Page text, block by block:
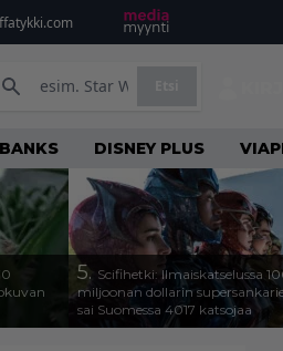
DISNEY PLUS
5. Scifihetki: Ilmaiskatselussa
miljoonan dollarin
sai Suomessa 4017 katsojaa